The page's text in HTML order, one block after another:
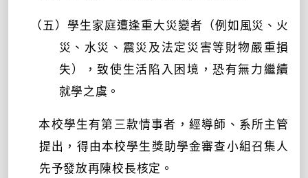
（五）學生家庭遭逢重大災變者（例如風災、火
災、水災、震災及法定災害等財物嚴重損
失），致使生活陷入困境，恐有無力繼續
就學之虞。
本校學生有第三款情事者，經導師、系所主管
提出，得由本校學生獎助學金審查小組召集人
先予發放再陳校長核定。